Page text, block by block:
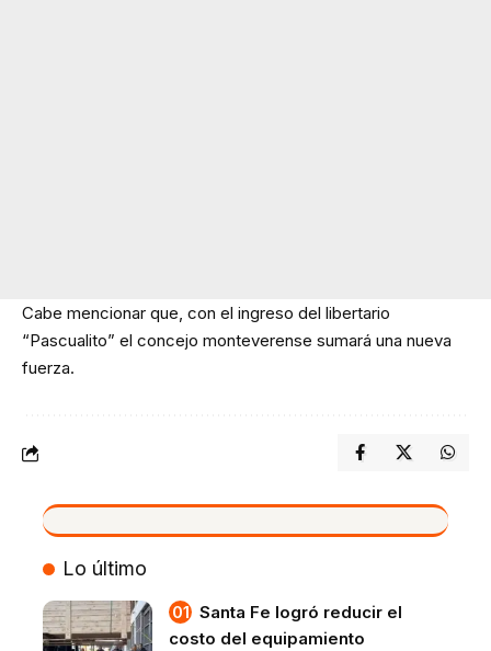
Cabe mencionar que, con el ingreso del libertario
“Pascualito” el concejo monteverense sumará una nueva
fuerza.
VIVO
Lo último
Santa Fe logró reducir el
costo del equipamiento